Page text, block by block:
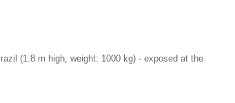
(1.8 m high, weight: 1000 kg) - exposed at the